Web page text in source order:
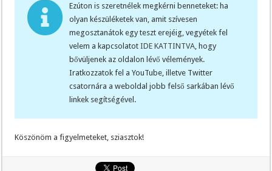
Ezúton is szeretnélek megkérni benneteket: ha
olyan készüléketek van, amit szívesen
megosztanátok egy teszt erejéig, vegyétek fel
velem a kapcsolatotIDE KATTINTVA , hogy
bővüljenek az oldalon lévő vélemények.
Iratkozzatok fel a YouTube, illetve Twitter
csatornára a weboldal jobb felső sarkában lévő
linkek segítségével.
Köszönöm a figyelmeteket, sziasztok!